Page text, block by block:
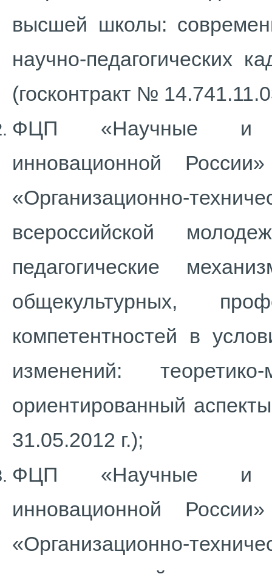
высшей школы:
научно-педагогических
(госконтракт №
ФЦП «Научные и
инновационной
«Организационно-
всероссийской
педагогические
общекультурных,
компетентностей в
изменений:
ориентированный
31.05.2012 г.);
ФЦП «Научные и
инновационной
«Организационно-